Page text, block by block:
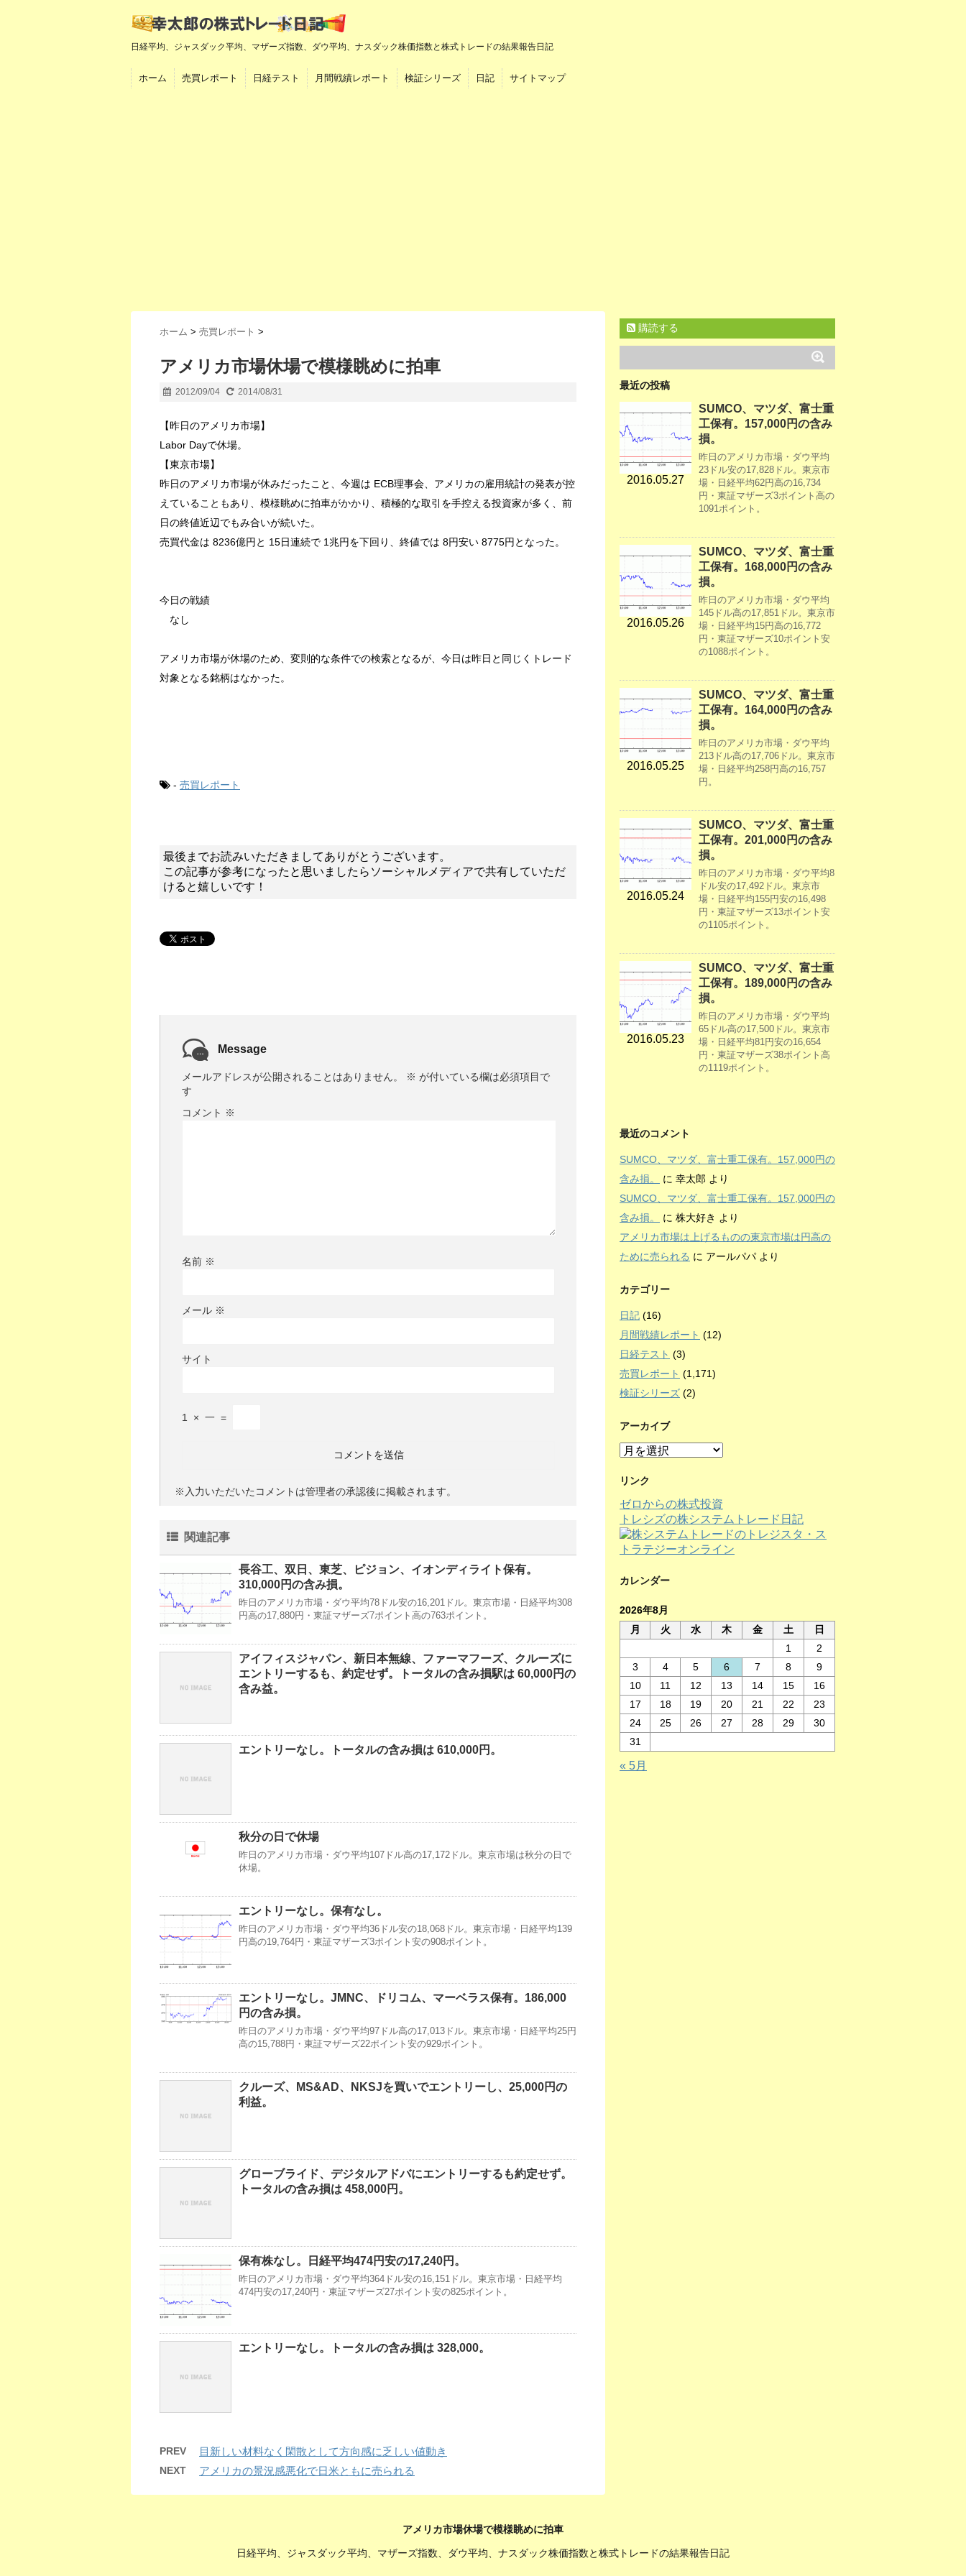
日経平均、ジャスダック平均、マザーズ指数、ダウ平均、ナスダック株価指数と株式トレードの結果報告日記
ホーム 売買レポート 日経テスト 月間戦績レポート 検証シリーズ 日記 サイトマップ
ホーム > 売買レポート >
アメリカ市場休場で模様眺めに拍車
2012/09/04 2014/08/31
【昨日のアメリカ市場】
Labor Dayで休場。
【東京市場】
昨日のアメリカ市場が休みだったこと、今週は ECB理事会、アメリカの雇用統計の発表が控
えていることもあり、模様眺めに拍車がかかり、積極的な取引を手控える投資家が多く、前
日の終値近辺でもみ合いが続いた。
売買代金は 8236億円と 15日連続で 1兆円を下回り、終値では 8円安い 8775円となった。
今日の戦績
なし
アメリカ市場が休場のため、変則的な条件での検索となるが、今日は昨日と同じくトレード
対象となる銘柄はなかった。
- 売買レポート
最後までお読みいただきましてありがとうございます。
この記事が参考になったと思いましたらソーシャルメディアで共有していただ
けると嬉しいです！
Message
メールアドレスが公開されることはありません。 ※ が付いている欄は必須項目で
す
コメント ※
名前 ※
メール ※
サイト
1 × 一 =
※入力いただいたコメントは管理者の承認後に掲載されます。
関連記事
長谷工、双日、東芝、ピジョン、イオンディライト保有。
310,000円の含み損。
昨日のアメリカ市場・ダウ平均78ドル安の16,201ドル。東京市場・日経平均308
円高の17,880円・東証マザーズ7ポイント高の763ポイント。
アイフィスジャパン、新日本無線、ファーマフーズ、クルーズに
エントリーするも、約定せず。トータルの含み損駅は 60,000円の
含み益。
エントリーなし。トータルの含み損は 610,000円。
秋分の日で休場
昨日のアメリカ市場・ダウ平均107ドル高の17,172ドル。東京市場は秋分の日で
休場。
エントリーなし。保有なし。
昨日のアメリカ市場・ダウ平均36ドル安の18,068ドル。東京市場・日経平均139
円高の19,764円・東証マザーズ3ポイント安の908ポイント。
エントリーなし。JMNC、ドリコム、マーベラス保有。186,000
円の含み損。
昨日のアメリカ市場・ダウ平均97ドル高の17,013ドル。東京市場・日経平均25円
高の15,788円・東証マザーズ22ポイント安の929ポイント。
クルーズ、MS&AD、NKSJを買いでエントリーし、25,000円の
利益。
グローブライド、デジタルアドバにエントリーするも約定せず。
トータルの含み損は 458,000円。
保有株なし。日経平均474円安の17,240円。
昨日のアメリカ市場・ダウ平均364ドル安の16,151ドル。東京市場・日経平均
474円安の17,240円・東証マザーズ27ポイント安の825ポイント。
エントリーなし。トータルの含み損は 328,000。
PREV 目新しい材料なく閑散として方向感に乏しい値動き
NEXT アメリカの景況感悪化で日米ともに売られる
購読する
最近の投稿
2016.05.27
SUMCO、マツダ、富士重
工保有。157,000円の含み
損。
昨日のアメリカ市場・ダウ平均
23ドル安の17,828ドル。東京市
場・日経平均62円高の16,734
円・東証マザーズ3ポイント高の
1091ポイント。
2016.05.26
SUMCO、マツダ、富士重
工保有。168,000円の含み
損。
昨日のアメリカ市場・ダウ平均
145ドル高の17,851ドル。東京市
場・日経平均15円高の16,772
円・東証マザーズ10ポイント安
の1088ポイント。
2016.05.25
SUMCO、マツダ、富士重
工保有。164,000円の含み
損。
昨日のアメリカ市場・ダウ平均
213ドル高の17,706ドル。東京市
場・日経平均258円高の16,757
円。
2016.05.24
SUMCO、マツダ、富士重
工保有。201,000円の含み
損。
昨日のアメリカ市場・ダウ平均8
ドル安の17,492ドル。東京市
場・日経平均155円安の16,498
円・東証マザーズ13ポイント安
の1105ポイント。
2016.05.23
SUMCO、マツダ、富士重
工保有。189,000円の含み
損。
昨日のアメリカ市場・ダウ平均
65ドル高の17,500ドル。東京市
場・日経平均81円安の16,654
円・東証マザーズ38ポイント高
の1119ポイント。
最近のコメント
SUMCO、マツダ、富士重工保有。157,000円の
含み損。
に 幸太郎 より
SUMCO、マツダ、富士重工保有。157,000円の
含み損。
に 株大好き より
アメリカ市場は上げるものの東京市場は円高の
ために売られる に アールパパ より
カテゴリー
日記 (16)
月間戦績レポート (12)
日経テスト (3)
売買レポート (1,171)
検証シリーズ (2)
アーカイブ
ア
カ
ブ
リンク
ゼロからの株式投資
トレシズの株システムトレード日記
カレンダー
2026年8月
月
火 水 木 金 土
日
1
2
3
4 5 6 7 8
9
10
11 12 13 14 15
16
17
18 19 20 21 22
23
24
25 26 27 28 29
30
31
« 5月
アメリカ市場休場で模様眺めに拍車
日経平均、ジャスダック平均、マザーズ指数、ダウ平均、ナスダック株価指数と株式トレードの結果報告日記